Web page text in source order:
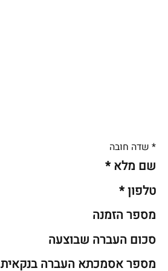
* שדה חובה
שם מלא *
טלפון *
מספר הזמנה
סכום העברה שבוצעה
מספר אסמכתא העברה בנקאית